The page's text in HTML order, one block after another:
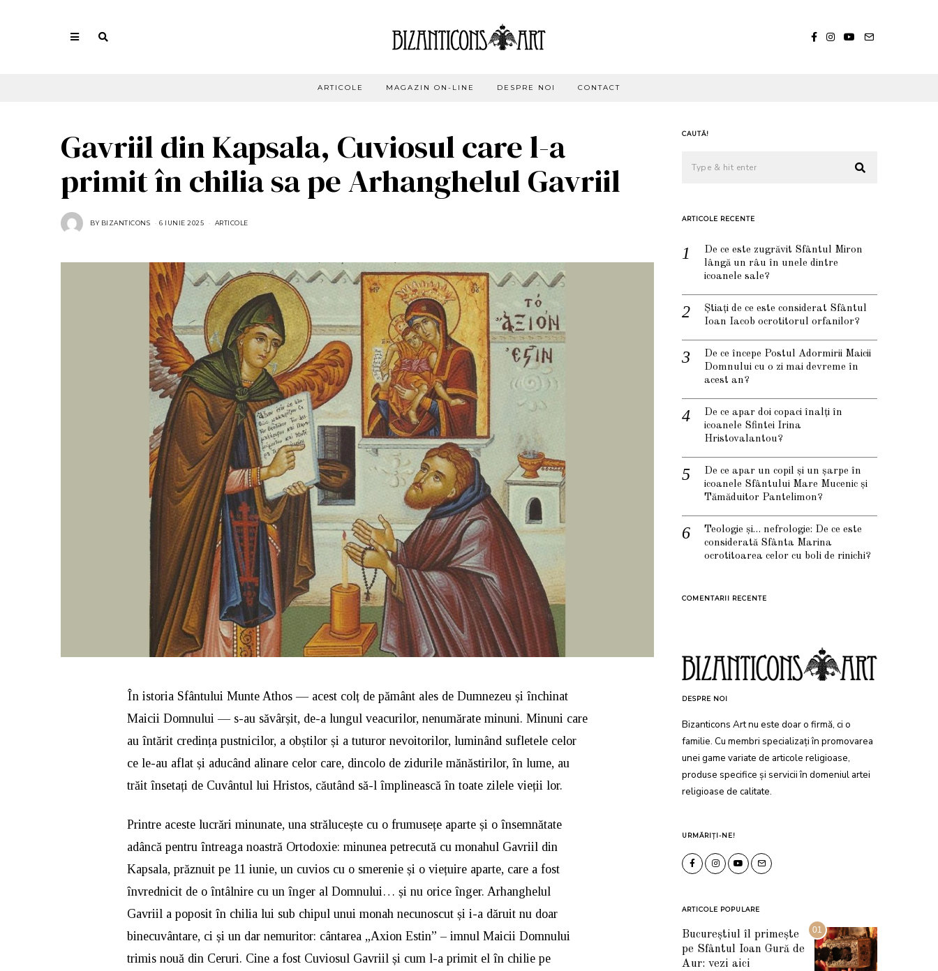
ARTICOLE MAGAZIN ON-LINE DESPRE NOI CONTACT
Gavriil din Kapsala, Cuviosul care l-a
primit în chilia sa pe Arhanghelul Gavriil
BY BIZANTICONS 6 IUNIE 2025
E
2
0
2
ARTICOLE
În istoria Sfântului Munte Athos — acest colț de pământ ales de Dumnezeu și închinat
Maicii Domnului — s-au săvârșit, de-a lungul veacurilor, nenumărate minuni. Minuni care
au întărit credința pustnicilor, a obștilor și a tuturor nevoitorilor, luminând sufletele celor
ce le-au aflat și aducând alinare celor care, dincolo de zidurile mănăstirilor, în lume, au
trăit însetați de Cuvântul lui Hristos, căutând să-l împlinească în toate zilele vieții lor.
Printre aceste lucrări minunate, una strălucește cu o frumusețe aparte și o însemnătate
adâncă pentru întreaga noastră Ortodoxie: minunea petrecută cu monahul Gavriil din
Kapsala, prăznuit pe 11 iunie, un cuvios cu o smerenie și o viețuire aparte, care a fost
învrednicit de o întâlnire cu un înger al Domnului… și nu orice înger. Arhanghelul
Gavriil a poposit în chilia lui sub chipul unui monah necunoscut și i-a dăruit nu doar
binecuvântare, ci și un dar nemuritor: cântarea „Axion Estin” – imnul Maicii Domnului
trimis nouă din Ceruri. Cine a fost Cuviosul Gavriil și cum l-a primit el în chilie pe
CAUTĂ!
ARTICOLE RECENTE
De ce este zugrăvit Sfântul Miron
lângă un râu în unele dintre
icoanele sale?
Știați de ce este considerat Sfântul
Ioan Iacob ocrotitorul orfanilor?
De ce începe Postul Adormirii Maicii
Domnului cu o zi mai devreme în
acest an?
De ce apar doi copaci înalți în
icoanele Sfintei Irina
Hristovalantou?
De ce apar un copil și un șarpe în
icoanele Sfântului Mare Mucenic și
Tămăduitor Pantelimon?
Teologie și… nefrologie: De ce este
considerată Sfânta Marina
ocrotitoarea celor cu boli de rinichi?
COMENTARII RECENTE
DESPRE NOI
Bizanticons Art nu este doar o firmă, ci o
familie. Cu membri specializați în promovarea
unei game variate de articole religioase,
produse specifice și servicii în domeniul artei
religioase de calitate.
URMĂRIȚI-NE!
ARTICOLE POPULARE
01
Bucureștiul îl primește
pe Sfântul Ioan Gură de
Aur: vezi aici